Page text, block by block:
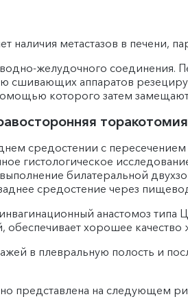
метастазов в печени,
желудочного соединения.
сшивающих аппаратов
которого затем
средостении с
гистологическое
билатеральной
средостение через
анастомоз
обеспечивает хорошее
в плевральную полость и
представлена на следующем